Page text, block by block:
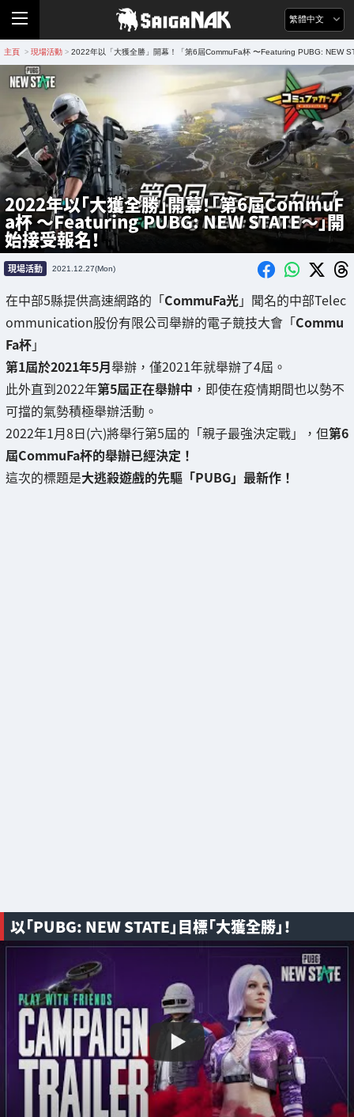
繁體中文
主頁 > 現場活動 > 2022年以「大獲全勝」開幕！「第6屆CommuFa杯 〜Featuring PUBG: NEW
2022年以「大獲全勝」開幕！「第6屆CommuF
a杯 〜Featuring PUBG: NEW STATE〜」開
始接受報名！
現場活動 2021.12.27(Mon)
在中部5縣提供高速網路的「CommuFa光」聞名的中部Telec
ommunication股份有限公司舉辦的電子競技大會「Commu
Fa杯」
第1屆於2021年5月舉辦，僅2021年就舉辦了4屆。
此外直到2022年第5屆正在舉辦中 ，即使在疫情期間也以勢不
可擋的氣勢積極舉辦活動。
2022年1月8日(六)將舉行第5屆的「親子最強決定戰」，但第6
屆CommuFa杯的舉辦已經決定！
這次的標題是大逃殺遊戲的先驅「PUBG」最新作！
以「PUBG: NEW STATE」目標「大獲全勝」！